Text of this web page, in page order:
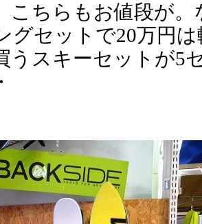
こちらもお値段が
グセットで20万円
うスキーセットが5